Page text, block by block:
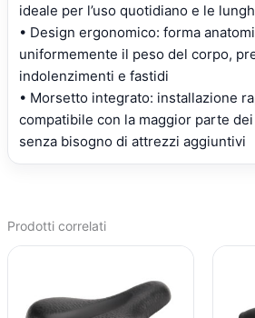
ideale per l’uso quotidiano e le
• Design ergonomico: forma
uniformemente il peso del corpo,
indolenzimenti e fastidi
• Morsetto integrato: installazione
compatibile con la maggior parte
senza bisogno di attrezzi aggiuntivi
Prodotti correlati
ORIGINALE
ERA:
€41,72.
ATTUALE
È:
€31,24.